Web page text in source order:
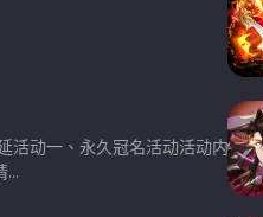
活动一、永久冠名活动活动内容：
...